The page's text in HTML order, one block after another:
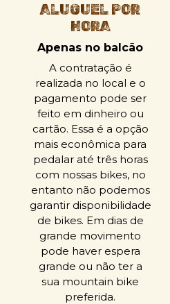
ALUGUEL POR
HORA
Apenas no balcão
A contratação é
realizada no local e o
pagamento pode ser
feito em dinheiro ou
cartão. Essa é a opção
mais econômica para
pedalar até três horas
com nossas bikes, no
entanto não podemos
garantir disponibilidade
de bikes. Em dias de
grande movimento
pode haver espera
grande ou não ter a
sua mountain bike
preferida.